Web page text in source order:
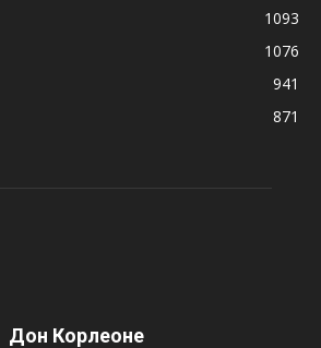
1093
1076
941
871
Дон Корлеоне